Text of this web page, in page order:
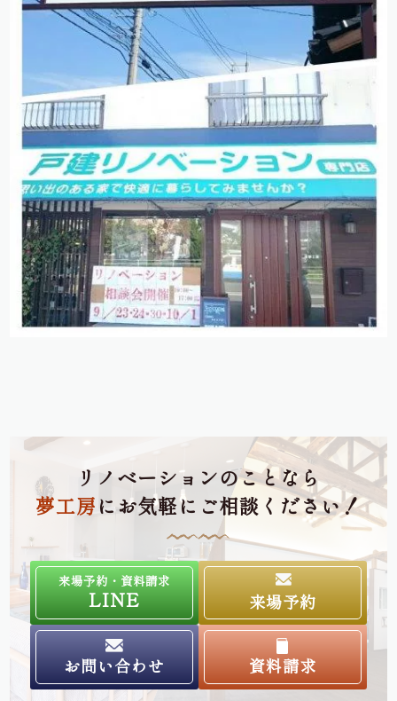
リノベーションのことなら
夢工房にお気軽にご相談ください！
来場予約・資料請求
LINE 来場予約
お問い合わせ 資料請求